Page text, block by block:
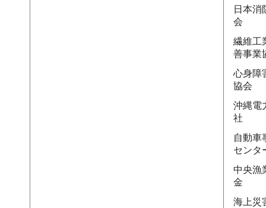
日本消
会
繊維工
善事業
心身障
協会
沖縄電
社
自動車
セン
中央漁
金
海上災